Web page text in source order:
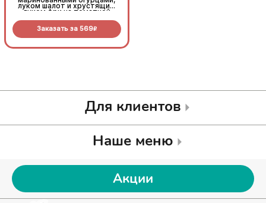
луком шалот и хрустящим
луком фри на томатной
Заказать за 569R
Для клиентов
Наше меню
Акции